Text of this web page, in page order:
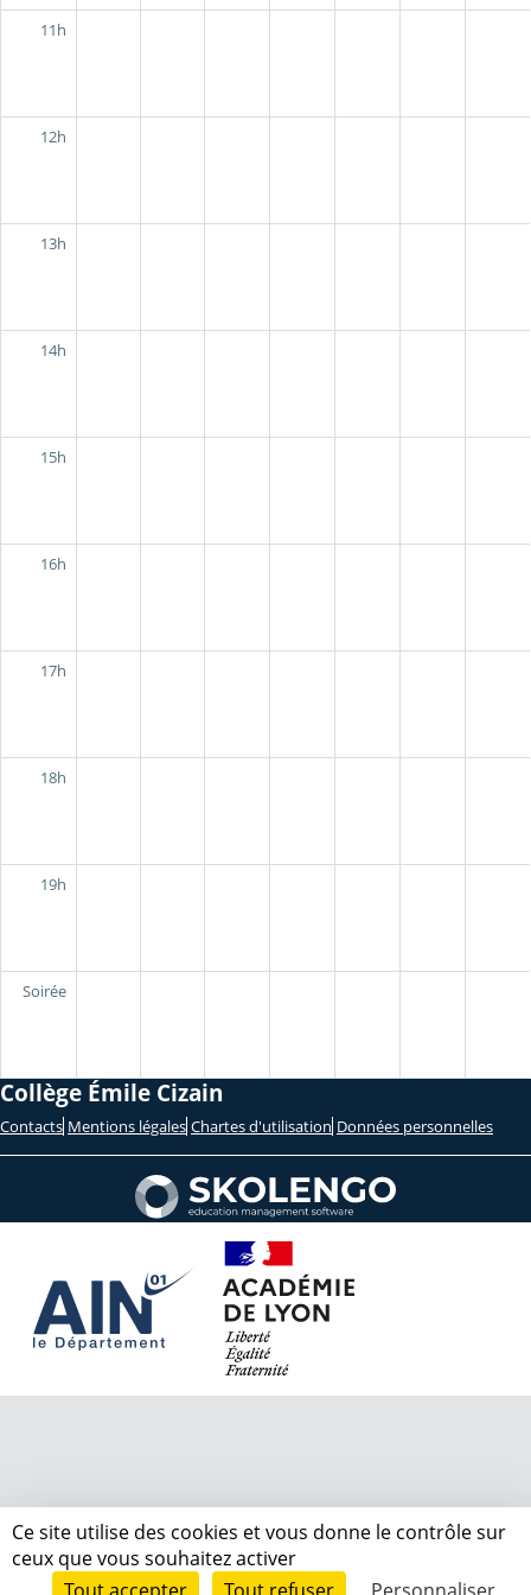
11h
12h
13h
14h
15h
16h
17h
18h
19h
Soirée
Collège Émile Cizain
Contacts Mentions légales Chartes d'utilisation Données personnelles
Ce site utilise des cookies et vous donne le contrôle sur
ceux que vous souhaitez activer